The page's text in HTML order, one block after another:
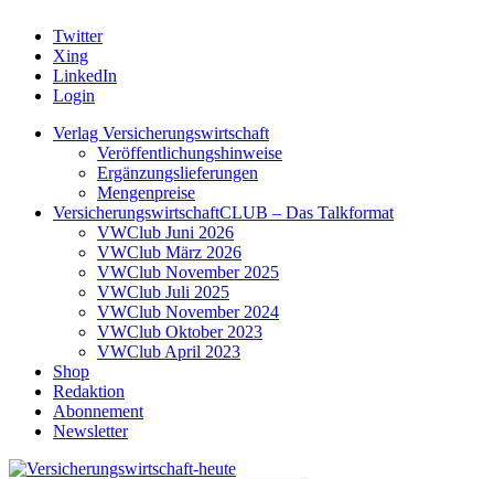
Twitter
Xing
LinkedIn
Login
Verlag Versicherungswirtschaft
Veröffentlichungshinweise
Ergänzungslieferungen
Mengenpreise
VersicherungswirtschaftCLUB – Das Talkformat
VWClub Juni 2026
VWClub März 2026
VWClub November 2025
VWClub Juli 2025
VWClub November 2024
VWClub Oktober 2023
VWClub April 2023
Shop
Redaktion
Abonnement
Newsletter